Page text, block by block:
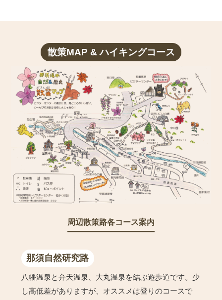
散策MAP & ハイキングコース
周辺散策路各コース案内
那須自然研究路
八幡温泉と弁天温泉、大丸温泉を結ぶ遊歩道です。少
し高低差がありますが、オススメは登りのコースで